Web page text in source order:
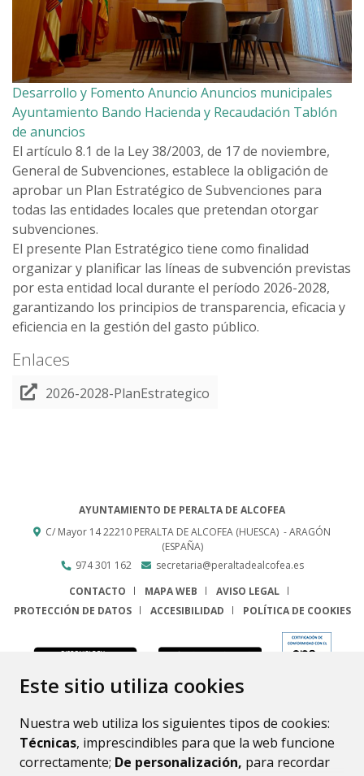
Este sitio utiliza cookies
Nuestra web utiliza los siguientes tipos de cookies:
Técnicas, imprescindibles para que la web funcione
correctamente; De personalización, para recordar
Desarrollo y Fomento Anuncio Anuncios municipales
Ayuntamiento Bando Hacienda y Recaudación Tablón
de anuncios
El artículo 8.1 de la Ley 38/2003, de 17 de noviembre,
General de Subvenciones, establece la obligación de
aprobar un Plan Estratégico de Subvenciones para
todas las entidades locales que pretendan otorgar
subvenciones.
El presente Plan Estratégico tiene como finalidad
organizar y planificar las líneas de subvención previstas
por esta entidad local durante el período 2026-2028,
garantizando los principios de transparencia, eficacia y
eficiencia en la gestión del gasto público.
Enlaces
2026-2028-PlanEstrategico
AYUNTAMIENTO DE PERALTA DE ALCOFEA
C/ Mayor 1422210 PERALTA DE ALCOFEA (HUESCA) - ARAGÓN
(ESPAÑA)
974 301 162
secretaria@peraltadealcofea.es
CONTACTO
MAPA WEB
AVISO LEGAL
PROTECCIÓN DE DATOS
ACCESIBILIDAD POLÍTICA DE COOKIES